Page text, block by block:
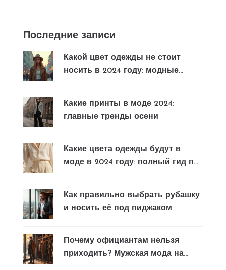
Последние записи
Какой цвет одежды не стоит
носить в 2024 году: модные
Какие принты в моде 2024:
главные тренды осени
Какие цвета одежды будут в
моде в 2024 году: полный гид по
Как правильно выбрать рубашку
и носить её под пиджаком
Почему официантам нельзя
приходить? Мужская мода на